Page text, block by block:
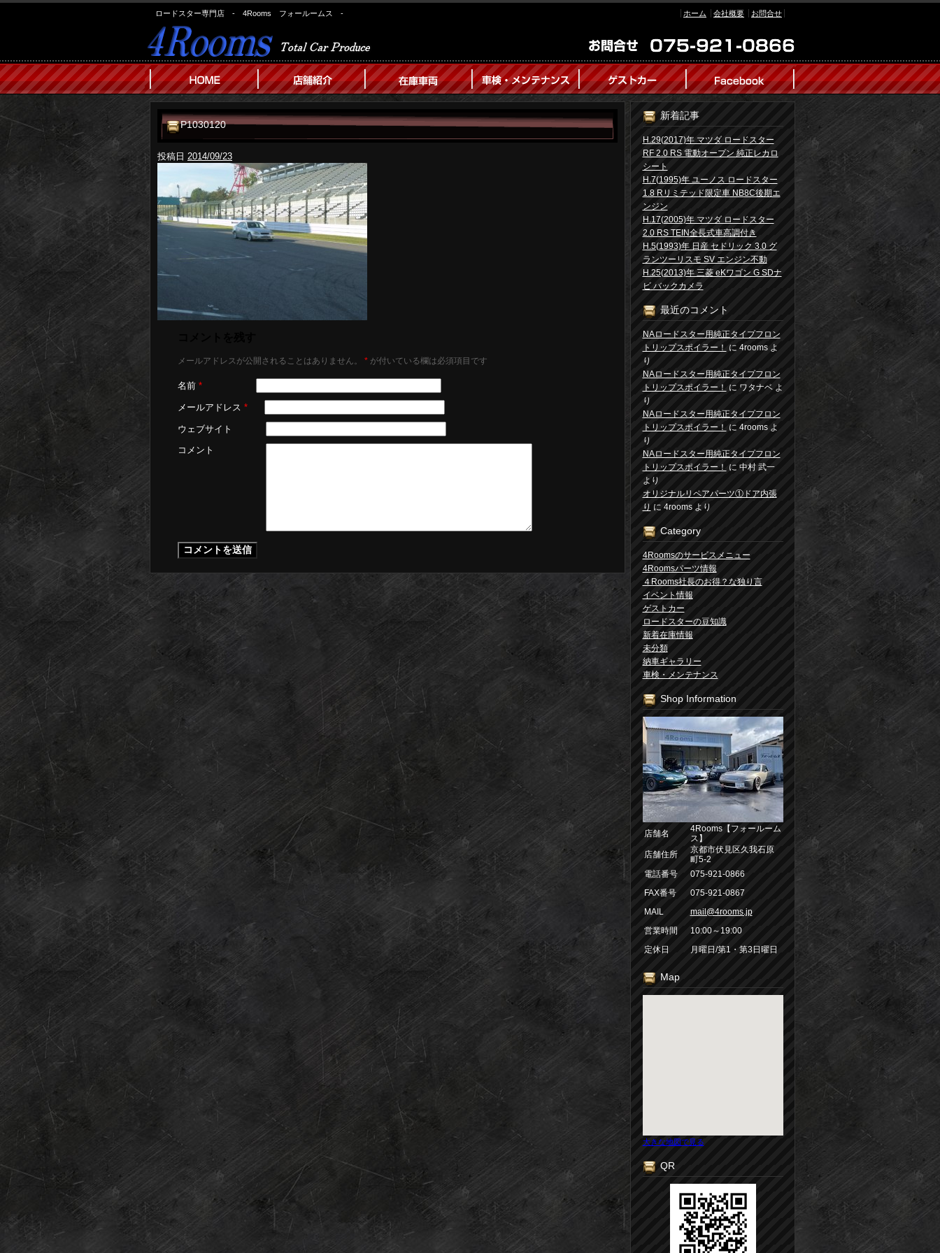
ロードスター専門店 - 4Rooms フォールームス - ホーム 会社概要 お問合せ
新着記事
H.29(2017)年 マツダ ロードスター
RF 2.0 RS 電動オープン 純正レカロ
シート
H.7(1995)年 ユーノス ロードスター
1.8 Rリミテッド限定車 NB8C後期エ
ンジン
H.17(2005)年 マツダ ロードスター
2.0 RS TEIN全長式車高調付き
H.5(1993)年 日産 セドリック 3.0 グ
ランツーリスモ SV エンジン不動
H.25(2013)年 三菱 eKワゴン G SDナ
ビ バックカメラ
最近のコメント
NAロードスター用純正タイプフロン
トリップスポイラー！
に 4roomsよ
り
NAロードスター用純正タイプフロン
トリップスポイラー！
に ワタナベよ
り
NAロードスター用純正タイプフロン
トリップスポイラー！
に 4roomsよ
り
NAロードスター用純正タイプフロン
トリップスポイラー！
に 中村 武一
より
オリジナルリペアパーツ①ドア内張
り に 4roomsより
Category
4Roomsのサービスメニュー
4Roomsパーツ情報
４Rooms社長のお得？な独り言
イベント情報
ゲストカー
ロードスターの豆知識
新着在庫情報
未分類
納車ギャラリー
車検・メンテナンス
Shop Information
店舗名
4Rooms【フォールーム
ス】
店舗住所
京都市伏見区久我石原
町5-2
電話番号
075-921-0866
FAX番号
075-921-0867
MAIL
mail@4rooms.jp
営業時間
10:00～19:00
定休日
月曜日/第1・第3日曜日
Map
大きな地図で見る
QR
P1030120
投稿日 2014/09/23
メールアドレスが公開されることはありません。 * が付いている欄は必須項目です
名前 *
メールアドレス *
ウェブサイト
コメント